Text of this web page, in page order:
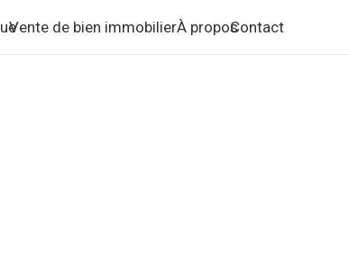
Vente de bien immobilierÀ proposContact